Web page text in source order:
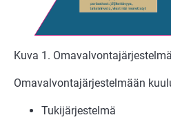
Kuva 1.
Omavalvontajärjestelmään
Tukijärjestelmä